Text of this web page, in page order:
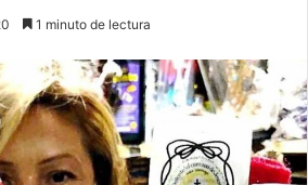
1 minuto de lectura